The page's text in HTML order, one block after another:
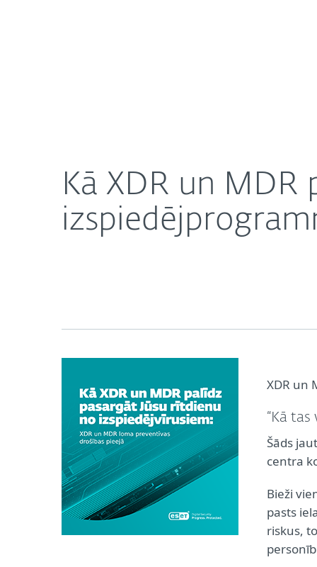
Kā XDR un MDR
XDR un
“Kā tas
Šāds
centra
Bieži
pasts
riskus,